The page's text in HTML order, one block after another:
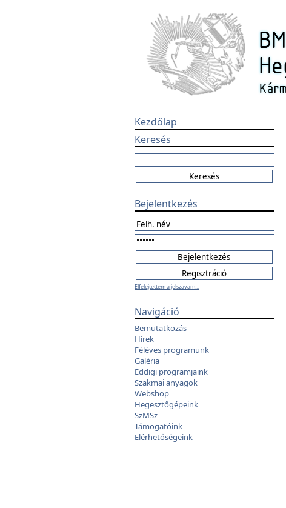
Kezdőlap
Keresés
Bejelentkezés
Elfelejtettem a jelszavam...
Navigáció
Bemutatkozás
Hírek
Féléves programunk
Galéria
Eddigi programjaink
Szakmai anyagok
Webshop
Hegesztőgépeink
SzMSz
Támogatóink
Elérhetőségeink